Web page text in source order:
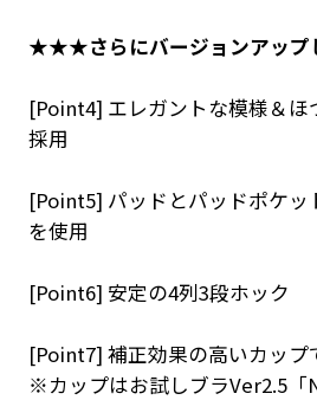
★★★さらにバージョンアッ
[Point4] エレガントな模様＆ほ
採用
[Point5] パッドとパッドポケッ
を使用
[Point6] 安定の4列3段ホック
[Point7] 補正効果の高いカップ
※カップはお試しブラVer2.5「